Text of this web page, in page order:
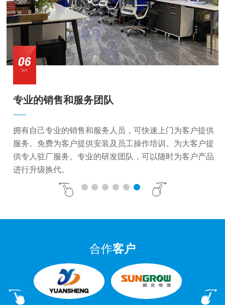
专业的销售和服务团队
拥有自己专业的销售和服务人员，可快速上门为客户提供
服务。免费为客户提供安装及员工操作培训。为大客户提
供专人驻厂服务。专业的研发团队，可以随时为客户产品
进行升级换代。
合作客户